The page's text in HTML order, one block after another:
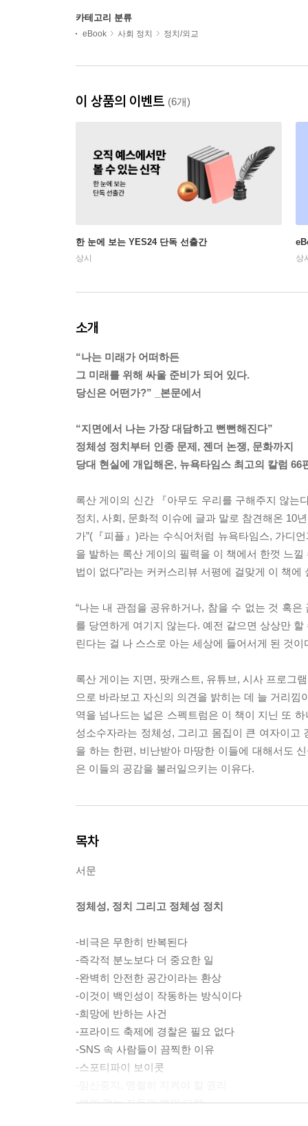
카테고리 분류
eBook 사회 정치 정치/외교
이 상품의 이벤트 (6개)
한 눈에 보는 YES24 단독 선출간
상시 상
소개
“나는 미래가 어떠하든
그 미래를 위해 싸울 준비가 되어 있다.
당신은 어떤가?” _본문에서
“지면에서 나는 가장 대담하고 뻔뻔해진다”
정체성 정치부터 인종 문제, 젠더 논쟁, 문화까지
당대 현실에 개입해온, 뉴욕타임스 최고의 칼럼 66
록산 게이의 신간 『아무도 우리를 구해주지 않는
정치, 사회, 문화적 이슈에 글과 말로 참견해온 10
가”(『피플』)라는 수식어처럼 뉴욕타임스, 가디
을 발하는 록산 게이의 필력을 이 책에서 한껏 느
법이 없다”라는 커커스리뷰 서평에 걸맞게 이 책에
“나는 내 관점을 공유하거나, 참을 수 없는 것 혹
를 당연하게 여기지 않는다. 예전 같으면 상상만
린다는 걸 나 스스로 아는 세상에 들어서게 된 것이
록산 게이는 지면, 팟캐스트, 유튜브, 시사 프로그
으로 바라보고 자신의 의견을 밝히는 데 늘 거리
역을 넘나드는 넓은 스펙트럼은 이 책이 지닌 또
성소수자라는 정체성, 그리고 몸집이 큰 여자이
을 하는 한편, 비난받아 마땅한 이들에 대해서도
은 이들의 공감을 불러일으키는 이유다.
목차
서문
정체성, 정치 그리고 정체성 정치
-비극은 무한히 반복된다
-즉각적 분노보다 더 중요한 일
-완벽히 안전한 공간이라는 환상
-이것이 백인성이 작동하는 방식이다
-희망에 반하는 사건
-프라이드 축제에 경찰은 필요 없다
-SNS 속 사람들이 끔찍한 이유
-스포티파이 보이콧
-예의 없는 자들의 예의 타령